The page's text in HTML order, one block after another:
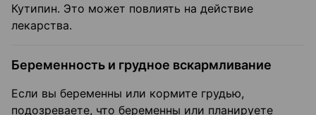
Кутипин. Это может повлиять на действие
лекарства.
Беременность и грудное вскармливание
Если вы беременны или кормите грудью,
подозреваете, что беременны или планируете